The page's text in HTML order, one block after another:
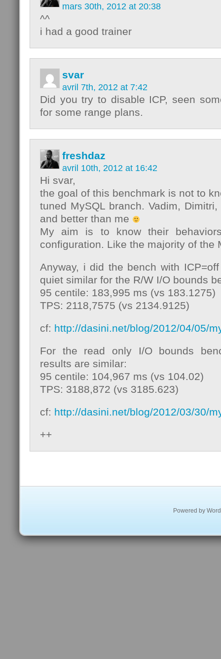
mars 30th, 2012 at 20:38
^^
i had a good trainer
svar
avril 7th, 2012 at 7:42
Did you try to disable ICP, seen
for some range plans.
freshdaz
avril 10th, 2012 at 16:42
Hi svar,
the goal of this benchmark is not to
tuned MySQL branch. Vadim,
and better than me
My aim is to know their
configuration. Like the majority of the
Anyway, i did the bench with
quiet similar for the R/W I/O bounds
95 centile: 183,995 ms (vs 183.1275)
TPS: 2118,7575 (vs 2134.9125)
cf: http://dasini.net/blog/2012/04/05/
For the read only I/O bounds
results are similar:
95 centile: 104,967 ms (vs 104.02)
TPS: 3188,872 (vs 3185.623)
cf: http://dasini.net/blog/2012/03/30/
++
Powered by